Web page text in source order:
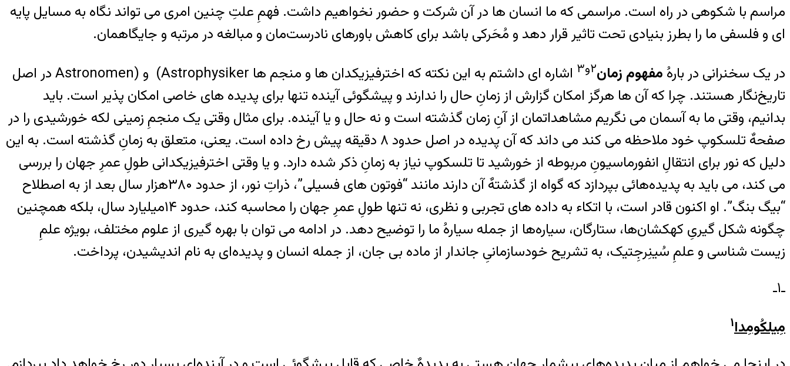
مراسم با شکوهی در راه است. مراسمی که ما انسان ها در آن شرکت و حضور نخواهیم داشت. فهمِ علتِ چنین امری می تواند نگاه به مسایل پایه
ای و فلسفی ما را بطرز بنیادی تحت تاثیر قرار دهد و مُحَرکی باشد برای کاهش باورهای نادرست‌مان و مبالغه در مرتبه و جایگاهمان.
در یک سخنرانی در بارهُمفهوم زمان۲و۳
اشاره ای داشتم به این نکته که اخترفیزیکدان ها و منجم ها Astrophysiker) و (Astronomen در اصل
تاریخ‌نگار هستند. چرا که آن ها هرگز امکان گزارش از زمانِ حال را ندارند و پیشگوئی آینده تنها برای پدیده های خاصی امکان پذیر است. باید
بدانیم، وقتی ما به آسمان می نگریم مشاهداتمان از آنِ زمان گذشته است و نه حال و یا آینده. برای مثال وقتی یک منجمِ زمینی لکه خورشیدی را در
صفحهٌ تلسکوپ خود ملاحظه می کند می داند که آن پدیده در اصل حدود ۸ دقیقه پیش رخ داده است. یعنی، متعلق به زمانِ گذشته است. به این
دلیل که نور برای انتقالِ انفورماسیونِ مربوطه از خورشید تا تلسکوپ نیاز به زمانِ ذکر شده دارد. و یا وقتی اخترفیزیکدانی طولِ عمرِ جهان را بررسی
می کند، می باید به پدیده‌هائی بپردازد که گواه از گذشتهٌ آن دارند مانند “فوتون های فسیلی”، ذراتِ نور، از حدود ۳۸۰هزار سال بعد از به اصطلاح
“بیگ بنگ”. او اکنون قادر است، با اتکاء به داده های تجربی و نظری، نه تنها طولِ عمرِ جهان را محاسبه کند، حدود ۱۴میلیارد سال، بلکه همچنین
چگونه شکل گیریِ کهکشان‌ها، ستارگان، سیاره‌ها از جمله سیارهُ ما را توضیح دهد. در ادامه می توان با بهره گیری از علوم مختلف، بویژه علمِ
زیست شناسی و علمِ سُینِرجِتیک، به تشریح خودسازمانیِ جاندار از ماده بی جان، از جمله انسان و پدیده‌ای به نام اندیشیدن، پرداخت.
ـ۱ـ
مِیلکُومِدا۱